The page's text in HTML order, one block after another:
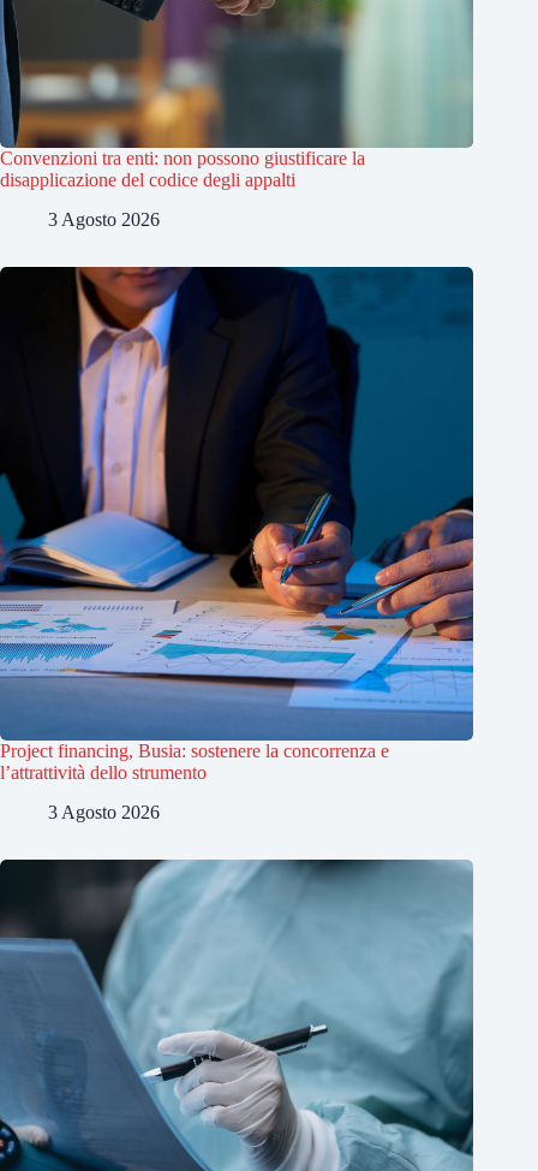
Convenzioni tra enti: non possono giustificare la
disapplicazione del codice degli appalti
3 Agosto 2026
Project financing, Busia: sostenere la concorrenza e
l’attrattività dello strumento
3 Agosto 2026